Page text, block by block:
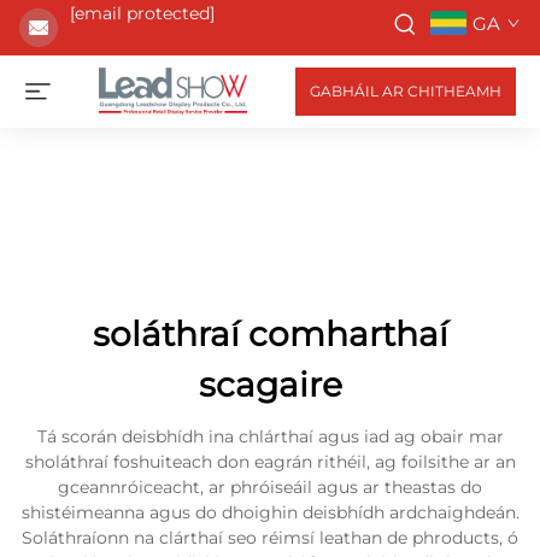
[email protected] GA
GABHÁIL AR CHITHEAMH
soláthraí comharthaí
scagaire
Tá scorán deisbhídh ina chlárthaí agus iad ag obair mar
sholáthraí foshuiteach don eagrán rithéil, ag foilsithe ar an
gceannróiceacht, ar phróiseáil agus ar theastas do
shistéimeanna agus do dhoighin deisbhídh ardchaighdeán.
Soláthraíonn na clárthaí seo réimsí leathan de phroducts, ó